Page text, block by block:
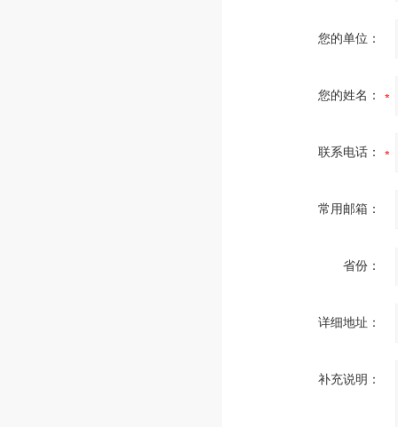
您的单位：
您的姓名：
联系电话：
常用邮箱：
省份：
详细地址：
补充说明：